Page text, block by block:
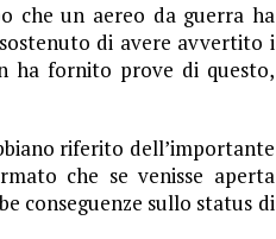
che un aereo da guerra ha
di avere avvertito i
ha fornito prove di questo,
riferito dell’importante
che se venisse aperta
conseguenze sullo status di